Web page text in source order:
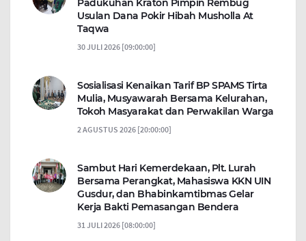
Usulan Dana Pokir Hibah Musholla At
Taqwa
30 JULI 2026 [09:00:00]
Sosialisasi Kenaikan Tarif BP SPAMS Tirta
Mulia, Musyawarah Bersama Kelurahan,
Tokoh Masyarakat dan Perwakilan Warga
2 AGUSTUS 2026 [20:00:00]
Sambut Hari Kemerdekaan, Plt. Lurah
Bersama Perangkat, Mahasiswa KKN UIN
Gusdur, dan Bhabinkamtibmas Gelar
Kerja Bakti Pemasangan Bendera
31 JULI 2026 [08:00:00]